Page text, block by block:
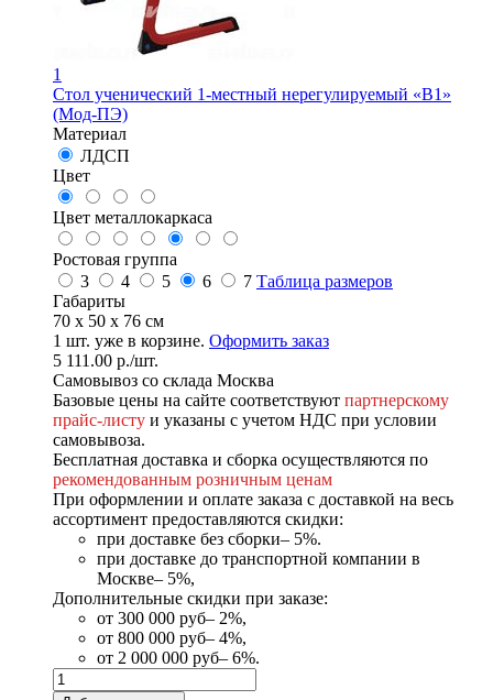
1
Стол ученический 1-местный нерегулируемый «В1»
(Мод-ПЭ)
Материал
ЛДСП
Цвет
Цвет металлокаркаса
Ростовая группа
3
4 5 6 7 Таблица размеров
Габариты
70 x 50 x 76 см
1 шт. уже в корзине. Оформить заказ
5 111.00 р./шт.
Самовывоз со склада Москва
Базовые цены на сайте соответствуют партнерскому
прайс-листу и указаны с учетом НДС при условии
самовывоза.
Бесплатная доставка и сборка осуществляются по
рекомендованным розничным ценам
При оформлении и оплате заказа с доставкой на весь
ассортимент предоставляются скидки:
при доставке без сборки– 5%.
при доставке до транспортной компании в
Москве– 5%,
Дополнительные скидки при заказе:
от 300 000 руб– 2%,
от 800 000 руб– 4%,
от 2 000 000 руб– 6%.